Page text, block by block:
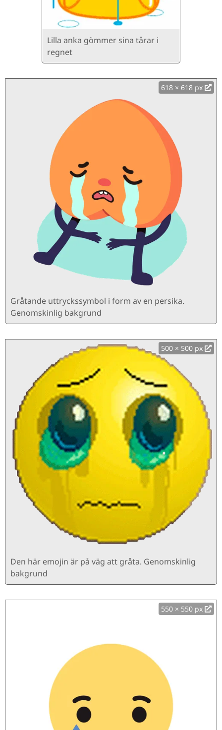
Lilla anka gömmer sina tårar i
regnet
618 × 618 px
Gråtande uttryckssymbol i form av en persika.
Genomskinlig bakgrund
500 × 500 px
Den här emojin är på väg att gråta. Genomskinlig
bakgrund
550 × 550 px